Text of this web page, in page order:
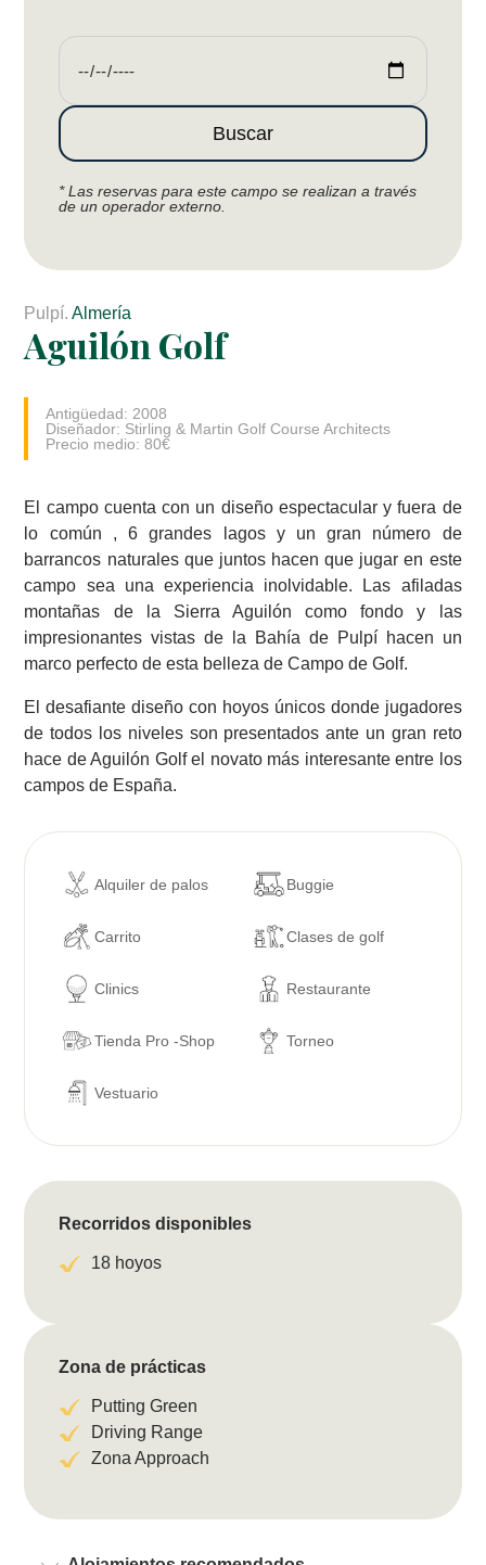
Pulpí.Almería
Aguilón Golf
Antigüedad: 2008
Diseñador: Stirling & Martin Golf Course Architects
Precio medio: 80€
El campo cuenta con un diseño espectacular y fuera de
lo común , 6 grandes lagos y un gran número de
barrancos naturales que juntos hacen que jugar en este
campo sea una experiencia inolvidable. Las afiladas
montañas de la Sierra Aguilón como fondo y las
impresionantes vistas de la Bahía de Pulpí hacen un
marco perfecto de esta belleza de Campo de Golf.
El desafiante diseño con hoyos únicos donde jugadores
de todos los niveles son presentados ante un gran reto
hace de Aguilón Golf el novato más interesante entre los
campos de España.
Alquiler de palos Buggie
Carrito Clases de golf
Clinics Restaurante
Tienda Pro -Shop Torneo
Vestuario
Recorridos disponibles
18 hoyos
Zona de prácticas
Putting Green
Driving Range
Zona Approach
Buscar
* Las reservas para este campo se realizan a través
de un operador externo.